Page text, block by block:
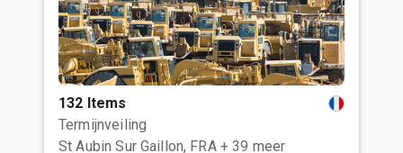
132 Items
Termijnveiling
St Aubin Sur Gaillon, FRA + 39 meer